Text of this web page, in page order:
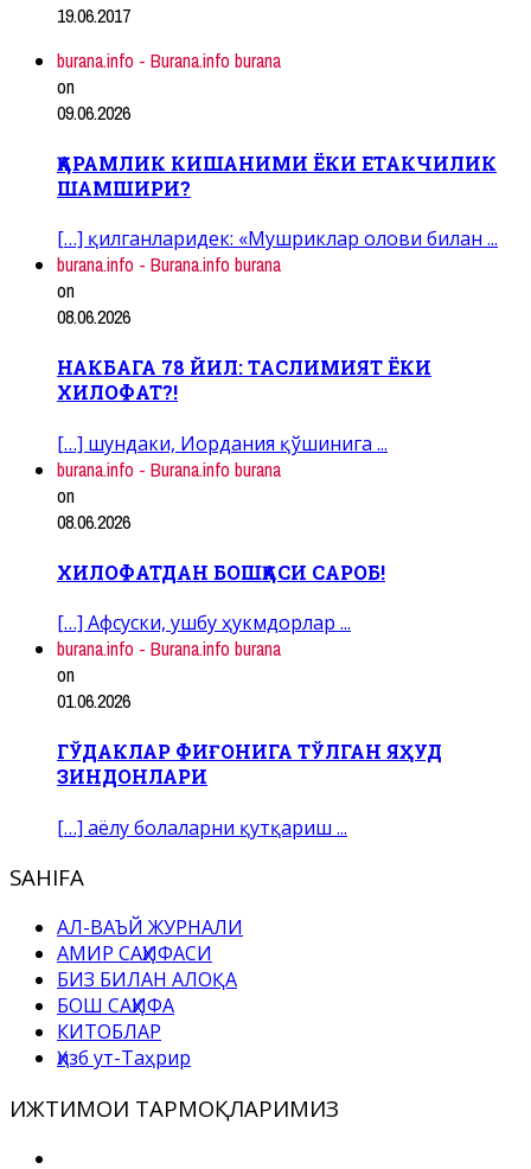
19.06.2017
burana.info - Burana.info burana
on
09.06.2026
ҚАРАМЛИК КИШАНИМИ ЁКИ ЕТАКЧИЛИК
ШАМШИРИ?
[…] қилганларидек: «Мушриклар олови билан ...
burana.info - Burana.info burana
on
08.06.2026
НАКБАГА 78 ЙИЛ: ТАСЛИМИЯТ ЁКИ
ХИЛОФАТ?!
[…] шундаки, Иордания қўшинига ...
burana.info - Burana.info burana
on
08.06.2026
ХИЛОФАТДАН БОШҚАСИ САРОБ!
[…] Афсуски, ушбу ҳукмдорлар ...
burana.info - Burana.info burana
on
01.06.2026
ГЎДАКЛАР ФИҒОНИГА ТЎЛГАН ЯҲУД
ЗИНДОНЛАРИ
[…] аёлу болаларни қутқариш ...
SAHIFA
АЛ-ВАЪЙ ЖУРНАЛИ
АМИР САҲИФАСИ
БИЗ БИЛАН АЛОҚА
БОШ САҲИФА
КИТОБЛАР
Ҳизб ут-Таҳрир
ИЖТИМОИ ТАРМОҚЛАРИМИЗ